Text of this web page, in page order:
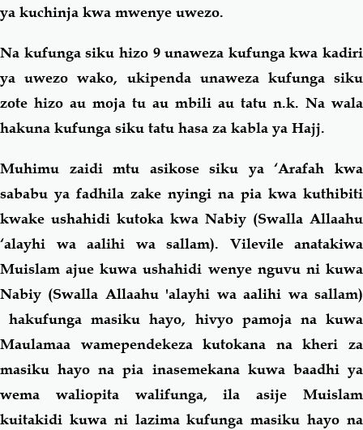
ya kuchinja kwa mwenye uwezo.
Na kufunga siku hizo 9 unaweza kufunga kwa kadiri
ya uwezo wako, ukipenda unaweza kufunga siku
zote hizo au moja tu au mbili au tatu n.k. Na wala
hakuna kufunga siku tatu hasa za kabla ya Hajj.
Muhimu zaidi mtu asikose siku ya ‘Arafah kwa
sababu ya fadhila zake nyingi na pia kwa kuthibiti
kwake ushahidi kutoka kwa Nabiy (Swalla Allaahu
‘alayhi wa aalihi wa sallam). Vilevile anatakiwa
Muislam ajue kuwa ushahidi wenye nguvu ni kuwa
Nabiy (Swalla Allaahu 'alayhi wa aalihi wa sallam)
hakufunga masiku hayo, hivyo pamoja na kuwa
Maulamaa wamependekeza kutokana na kheri za
masiku hayo na pia inasemekana kuwa baadhi ya
wema waliopita walifunga, ila asije Muislam
kuitakidi kuwa ni lazima kufunga masiku hayo na